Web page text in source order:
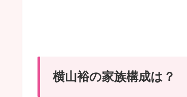
横山裕の家族構成は？